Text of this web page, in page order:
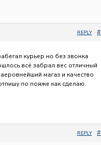
REPLY
курьер но без звонка
всё забрал вес отличный
магаз и качество
по пояже как сделаю.
REPLY